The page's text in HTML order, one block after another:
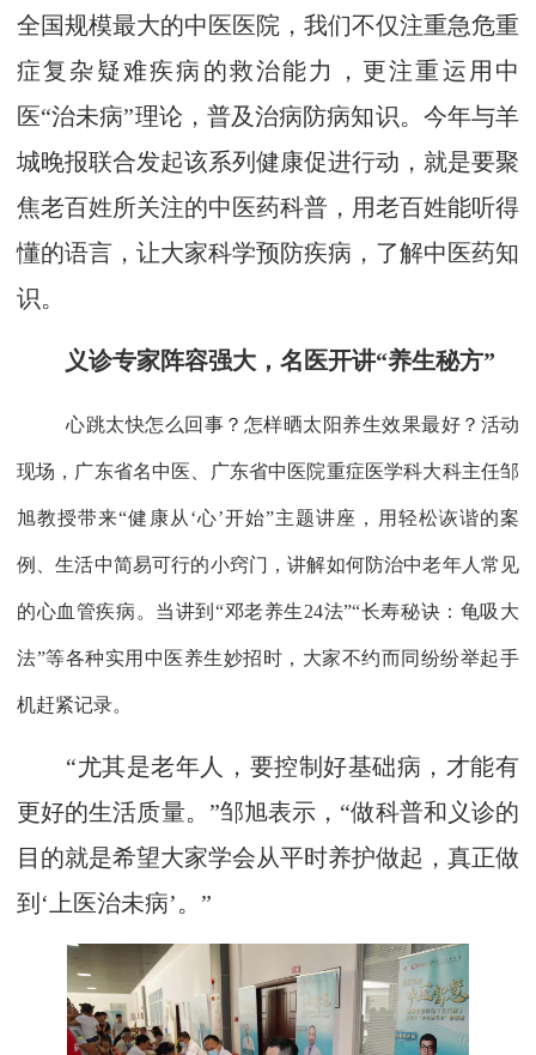
全国规模最大的中医医院，我们不仅注重急危重
症复杂疑难疾病的救治能力，更注重运用中
医“治未病”理论，普及治病防病知识。今年与羊
城晚报联合发起该系列健康促进行动，就是要聚
焦老百姓所关注的中医药科普，用老百姓能听得
懂的语言，让大家科学预防疾病，了解中医药知
识。
义诊专家阵容强大，名医开讲“养生秘方”
心跳太快怎么回事？怎样晒太阳养生效果最好？活动
现场，广东省名中医、广东省中医院重症医学科大科主任邹
旭教授带来“健康从‘心’开始”主题讲座，用轻松诙谐的案
例、生活中简易可行的小窍门，讲解如何防治中老年人常见
的心血管疾病。当讲到“邓老养生24法”“长寿秘诀：龟吸大
法”等各种实用中医养生妙招时，大家不约而同纷纷举起手
机赶紧记录。
“尤其是老年人，要控制好基础病，才能有
更好的生活质量。”邹旭表示，“做科普和义诊的
目的就是希望大家学会从平时养护做起，真正做
到‘上医治未病’。”